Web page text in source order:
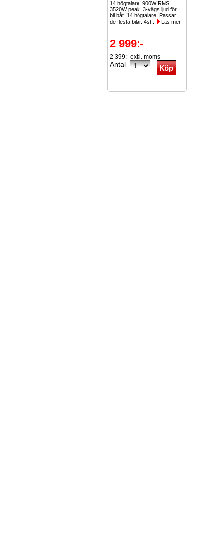
14 högtalare! 900W RMS.
3520W peak. 3-vägs ljud för
bil båt. 14 högtalare. Passar
de flesta bilar. 4st...
Läs mer
2 999:-
2 399:- exkl. moms
Antal